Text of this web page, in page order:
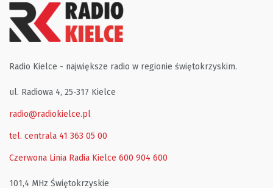
Radio Kielce - największe radio w regionie świętokrzyskim.
ul. Radiowa 4, 25-317 Kielce
radio@radiokielce.pl
tel. centrala 41 363 05 00
Czerwona Linia Radia Kielce 600 904 600
101,4 MHz Świętokrzyskie